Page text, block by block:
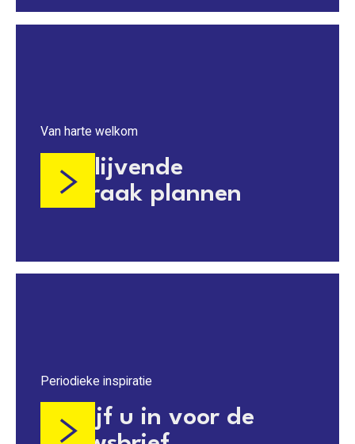
Van harte welkom
Vrijblijvende
afspraak plannen
Periodieke inspiratie
Schrijf u in voor de